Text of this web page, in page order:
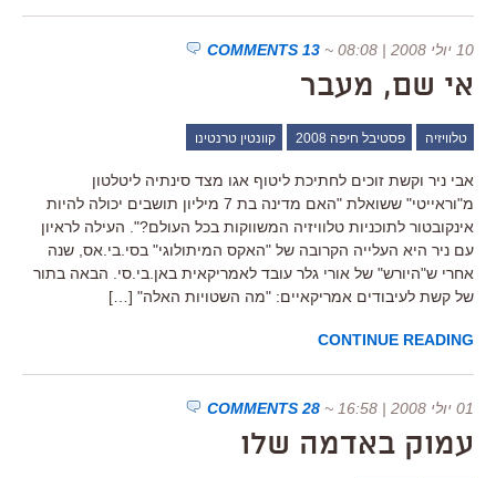
10 יולי 2008 | 08:08 ~
13 COMMENTS
אי שם, מעבר
טלוויזיה פסטיבל חיפה 2008 קוונטין טרנטינו
אבי ניר וקשת זוכים לחתיכת ליטוף אגו מצד סינתיה ליטלטון
מ"וראייטי" ששואלת "האם מדינה בת 7 מיליון תושבים יכולה להיות
אינקובטור לתוכניות טלוויזיה המשווקות בכל העולם?". העילה לראיון
עם ניר היא העלייה הקרובה של "האקס המיתולוגי" בסי.בי.אס, שנה
אחרי ש"היורש" של אורי גלר עובד לאמריקאית באן.בי.סי. הבאה בתור
של קשת לעיבודים אמריקאיים: "מה השטויות האלה" […]
CONTINUE READING
01 יולי 2008 | 16:58 ~
28 COMMENTS
עמוק באדמה שלו